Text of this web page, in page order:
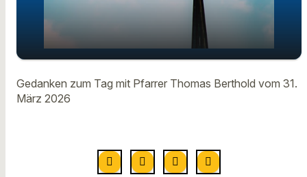
play_arrow Gedanken zum Tag mit Pfarrer
Thomas Berthold - 31. März 2026
Gedanken zum Tag mit Pfarrer Thomas Berthold vom 31.
März 2026